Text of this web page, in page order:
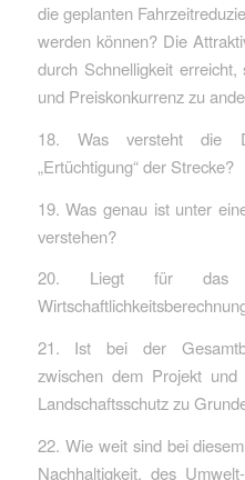
die geplanten
werden können? Die
durch Schnelligkeit
und Preiskonkurrenz zu
18. Was versteht die
„Ertüchtigung“ der Strecke?
19. Was genau ist unter
verstehen?
20. Liegt für das
21. Ist bei der
zwischen dem Projekt
Landschaftsschutz zu
22. Wie weit sind bei
Nachhaltigkeit, des